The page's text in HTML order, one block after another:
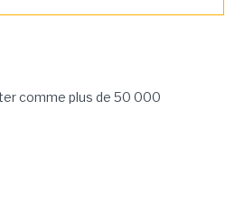
comme plus de 50 000